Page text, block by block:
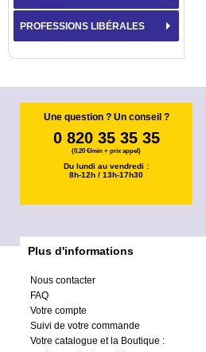
PROFESSIONS LIBÉRALES
Une question ? Un conseil ?
0 820 35 35 35
(0,20 €/min + prix appel)
Du lundi au vendredi :
8h-12h / 13h-17h30
Plus d'informations
Nous contacter
FAQ
Votre compte
Suivi de votre commande
Votre catalogue et la Boutique :